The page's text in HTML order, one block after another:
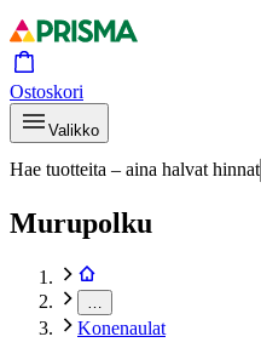
Ostoskori
Valikko
Hae tuotteita – aina halvat hinnat
Murupolku
Konenaulat